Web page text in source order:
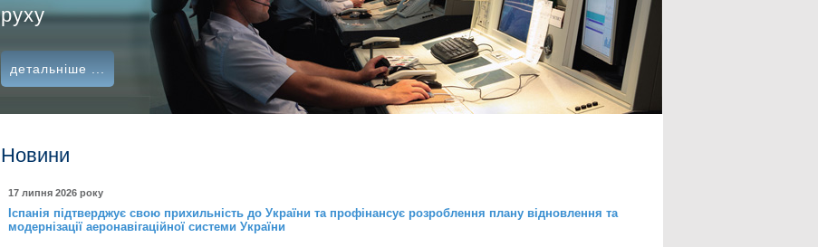
руху
детальніше ...
Новини
17 липня 2026 року
Іспанія підтверджує свою прихильність до України та профінансує розроблення плану відновлення та
модернізації аеронавігаційної системи України